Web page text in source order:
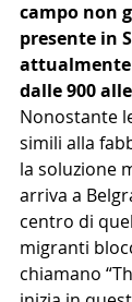
campo non
presente in
dalle 900
Nonostante
simili alla
la soluzione
arriva a
centro di
migranti
chiamano